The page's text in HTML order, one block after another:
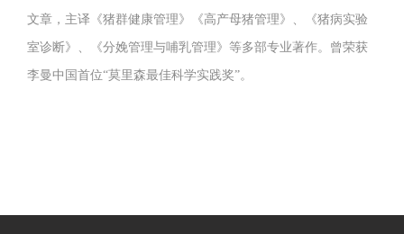
文章，主译《猪群健康管理》《高产母猪管理》、《猪病实验
室诊断》、《分娩管理与哺乳管理》等多部专业著作。曾荣获
李曼中国首位“莫里森最佳科学实践奖”。